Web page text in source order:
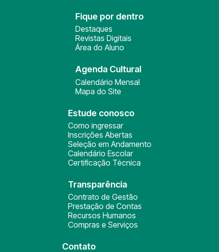
Fique por dentro
Destaques
Revistas Digitais
Área do Aluno
Agenda Cultural
Calendário Mensal
Mapa do Site
Estude conosco
Como ingressar
Inscrições Abertas
Seleção em Andamento
Calendário Escolar
Certificação Técnica
Transparência
Contrato de Gestão
Prestação de Contas
Recursos Humanos
Compras e Serviços
Contato